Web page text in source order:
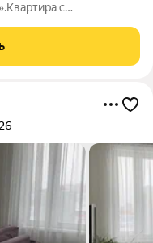
с
современными ,